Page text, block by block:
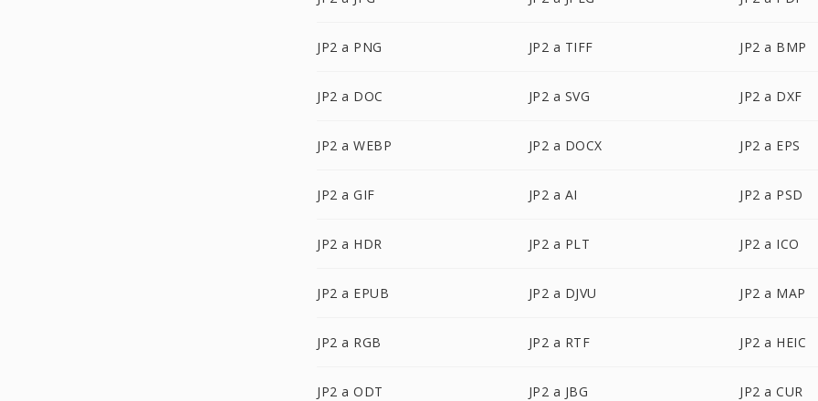
JP2 a PNG JP2 a TIFF JP2 a BMP
JP2 a DOC JP2 a SVG JP2 a DXF
JP2 a WEBP JP2 a DOCX JP2 a EPS
JP2 a GIF JP2 a AI JP2 a PSD
JP2 a HDR JP2 a PLT JP2 a ICO
JP2 a EPUB JP2 a DJVU JP2 a MAP
JP2 a RGB JP2 a RTF JP2 a HEIC
JP2 a ODT JP2 a JBG JP2 a CUR